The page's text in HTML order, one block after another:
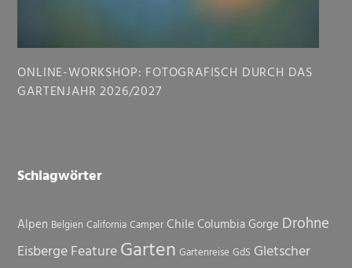
ONLINE-WORKSHOP: FOTOGRAFISCH DURCH DAS
GARTENJAHR 2026/2027
Schlagwörter
Alpen Belgien California Camper ChileColumbia Gorge Drohne
EisbergeFeatureGarten Gartenreise GdS Gletscher